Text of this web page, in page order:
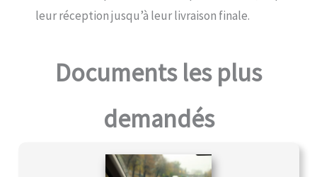
leur réception jusqu’à leur livraison finale.
Documents les plus
demandés